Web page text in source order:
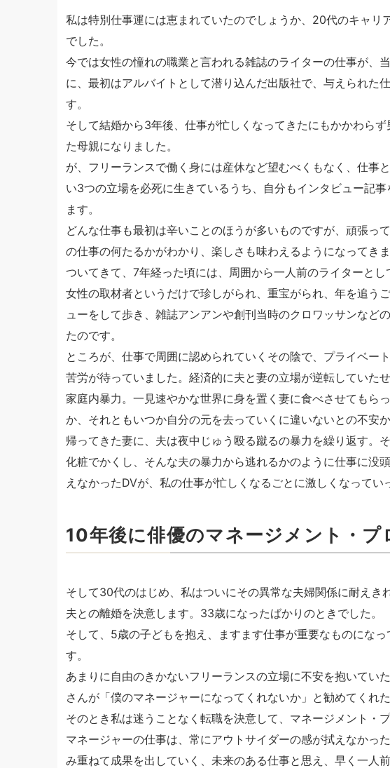
私は特別仕事運には恵まれていたのでしょうか、20代のキャリ
でした。
今では女性の憧れの職業と言われる雑誌のライターの仕事が、
に、最初はアルバイトとして潜り込んだ出版社で、与えられた
す。
そして結婚から3年後、仕事が忙しくなってきたにもかかわら
た母親になりました。
が、フリーランスで働く身には産休など望むべくもなく、仕事
い3つの立場を必死に生きているうち、自分もインタビュー記
ます。
どんな仕事も最初は辛いことのほうが多いものですが、頑張っ
の仕事の何たるかがわかり、楽しさも味わえるようになってき
ついてきて、7年経った頃には、周囲から一人前のライターとし
女性の取材者というだけで珍しがられ、重宝がられ、年を追う
ューをして歩き、雑誌アンアンや創刊当時のクロワッサンなど
たのです。
ところが、仕事で周囲に認められていくその陰で、プライベー
苦労が待っていました。経済的に夫と妻の立場が逆転していた
家庭内暴力。一見速やかな世界に身を置く妻に食べさせてもら
か、それともいつか自分の元を去っていくに違いないとの不安
帰ってきた妻に、夫は夜中じゅう殴る蹴るの暴力を繰り返す。
化粧でかくし、そんな夫の暴力から逃れるかのように仕事に没
えなかったDVが、私の仕事が忙しくなるごとに激しくなってい
10年後に俳優のマネージメント・プ
そして30代のはじめ、私はついにその異常な夫婦関係に耐えき
夫との離婚を決意します。33歳になったばかりのときでした。
そして、5歳の子どもを抱え、ますます仕事が重要なものにな
す。
あまりに自由のきかないフリーランスの立場に不安を抱いてい
さんが「僕のマネージャーになってくれないか」と勧めてくれた
そのとき私は迷うことなく転職を決意して、マネージメント・
マネージャーの仕事は、常にアウトサイダーの感が拭えなかっ
み重ねて成果を出していく、未来のある仕事と思え、早く一人